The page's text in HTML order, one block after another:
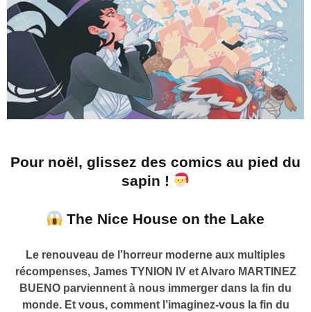
Pour noël, glissez des comics au pied du
sapin !
The Nice House on the Lake
Le renouveau de l’horreur moderne aux multiples
récompenses, James TYNION IV et Alvaro MARTINEZ
BUENO parviennent à nous immerger dans la fin du
monde. Et vous, comment l’imaginez-vous la fin du